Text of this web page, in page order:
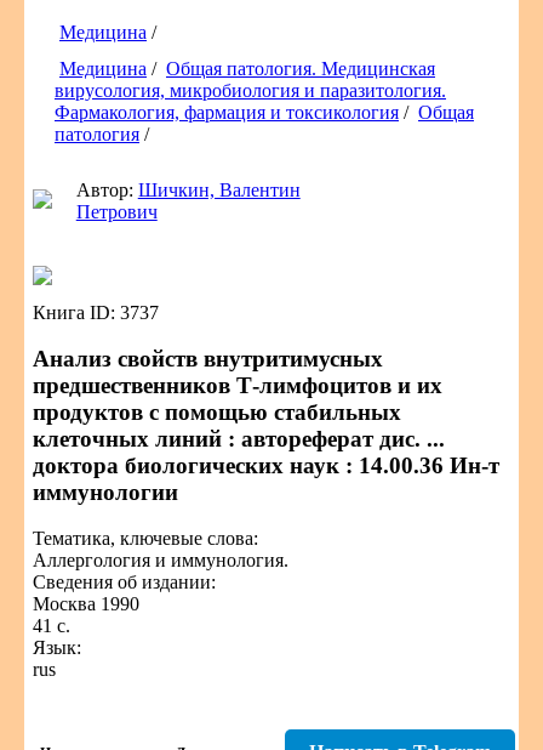
Медицина /
Медицина / Общая патология. Медицинская
вирусология, микробиология и паразитология.
Фармакология, фармация и токсикология / Общая
патология /
Автор: Шичкин, Валентин
Петрович
Книга ID: 3737
Анализ свойств внутритимусных
предшественников Т-лимфоцитов и их
продуктов с помощью стабильных
клеточных линий : автореферат дис. ...
доктора биологических наук : 14.00.36 Ин-т
иммунологии
Тематика, ключевые слова:
Аллергология и иммунология.
Сведения об издании:
Москва 1990
41 с.
Язык:
rus